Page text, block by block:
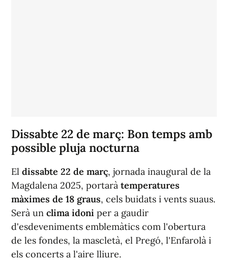
Dissabte 22 de març: Bon temps amb
possible pluja nocturna
El dissabte 22 de març, jornada inaugural de la
Magdalena 2025, portarà temperatures
màximes de 18 graus, cels buidats i vents suaus.
Serà un clima idoni per a gaudir
d'esdeveniments emblemàtics com l'obertura
de les fondes, la mascletà, el Pregó, l'Enfarolà i
els concerts a l'aire lliure.